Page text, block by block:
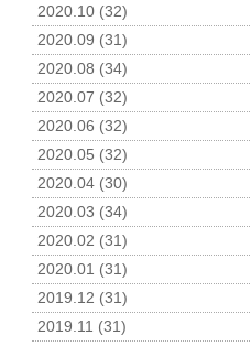
2020.10 (32)
2020.09 (31)
2020.08 (34)
2020.07 (32)
2020.06 (32)
2020.05 (32)
2020.04 (30)
2020.03 (34)
2020.02 (31)
2020.01 (31)
2019.12 (31)
2019.11 (31)